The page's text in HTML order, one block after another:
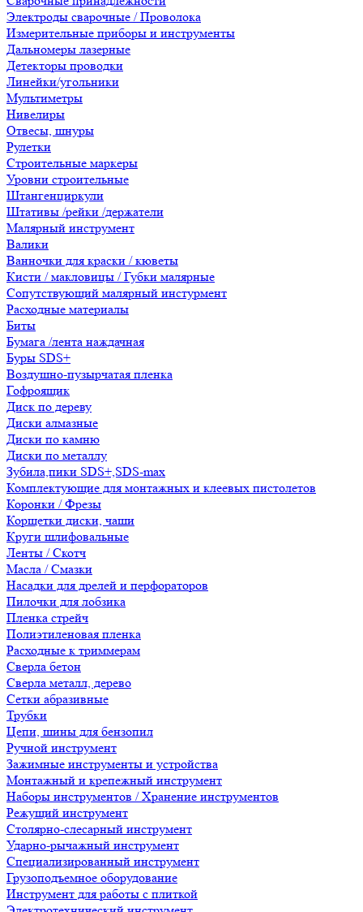
Электроды сварочные / Проволока
Измерительные приборы и инструменты
Дальномеры лазерные
Детекторы проводки
Линейки/угольники
Мультиметры
Нивелиры
Отвесы, шнуры
Рулетки
Строительные маркеры
Уровни строительные
Штангенциркули
Штативы /рейки /держатели
Малярный инструмент
Валики
Ванночки для краски / кюветы
Кисти / макловицы / Губки малярные
Сопутствующий малярный инстурмент
Расходные материалы
Биты
Бумага /лента наждачная
Буры SDS+
Воздушно-пузырчатая пленка
Гофроящик
Диск по дереву
Диски алмазные
Диски по камню
Диски по металлу
Зубила,пики SDS+,SDS-max
Комплектующие для монтажных и клеевых пистолетов
Коронки / Фрезы
Корщетки диски, чаши
Круги шлифовальные
Ленты / Скотч
Масла / Смазки
Насадки для дрелей и перфораторов
Пилочки для лобзика
Пленка стрейч
Полиэтиленовая пленка
Расходные к триммерам
Сверла бетон
Сверла металл, дерево
Сетки абразивные
Трубки
Цепи, шины для бензопил
Ручной инструмент
Зажимные инструменты и устройства
Монтажный и крепежный инструмент
Наборы инструментов / Хранение инструментов
Режущий инструмент
Столярно-слесарный инструмент
Ударно-рычажный инструмент
Специализированный инструмент
Грузоподъемное оборудование
Инструмент для работы с плиткой